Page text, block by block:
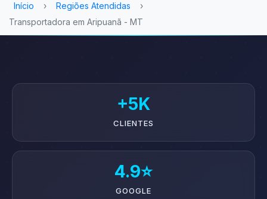
Início › Regiões Atendidas
›
Transportadora em Aripuanã - MT
+5K
CLIENTES
4.9⭐
GOOGLE